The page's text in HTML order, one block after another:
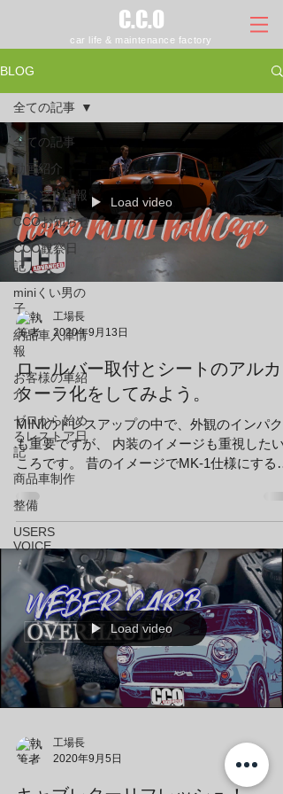
C.C.O
car life & maintenance factory
BLOG
全ての記事
動画紹介
イベント情報
CCOお知らせ
CCO観察日
記
miniくい男の
子
納品車入庫情
報
お客様の車紹
介
ゼロから始め
るレストア日
記
商品車制作
整備
USERS
VOICE
全ての記事
Load video
工場長
2020年9月13日
ロールバー取付とシートのアルカ
ターラ化をしてみよう。
MINIのドレスアップの中で、外観のインパク
も重要ですが、 内装のイメージも重視したい
ころです。 昔のイメージでMK-1仕様にするの
もよし。 今どきのメーターでスポーティーに
上げるのもよし。 方向性は多種多様です。...
Load video
工場長
2020年9月5日